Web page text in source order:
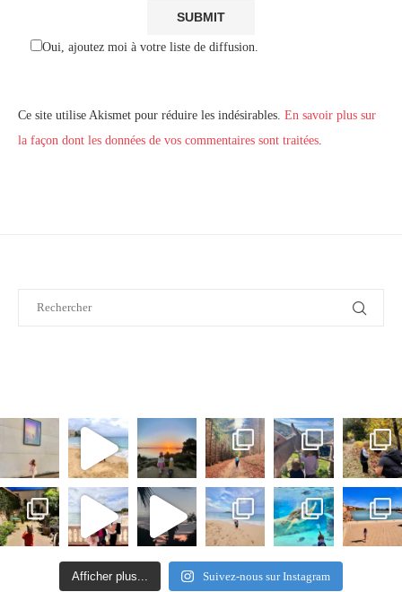
Oui, ajoutez moi à votre liste de diffusion.
Ce site utilise Akismet pour réduire les indésirables. En savoir plus sur
la façon dont les données de vos commentaires sont traitées.
Afficher plus... Suivez-nous sur Instagram